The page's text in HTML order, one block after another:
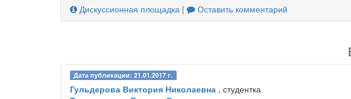
Дискуссионная площадка | Оставить комментарий
Дата публикации: 21.01.2017 г.
Гульдерова Виктория Николаевна , студентка